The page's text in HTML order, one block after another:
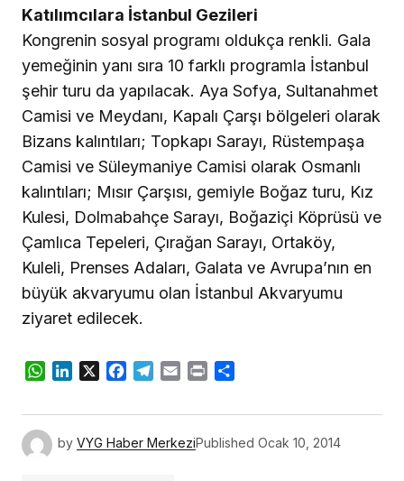
Katılımcılara İstanbul Gezileri
Kongrenin sosyal programı oldukça renkli. Gala
yemeğinin yanı sıra 10 farklı programla İstanbul
şehir turu da yapılacak. Aya Sofya, Sultanahmet
Camisi ve Meydanı, Kapalı Çarşı bölgeleri olarak
Bizans kalıntıları; Topkapı Sarayı, Rüstempaşa
Camisi ve Süleymaniye Camisi olarak Osmanlı
kalıntıları; Mısır Çarşısı, gemiyle Boğaz turu, Kız
Kulesi, Dolmabahçe Sarayı, Boğaziçi Köprüsü ve
Çamlıca Tepeleri, Çırağan Sarayı, Ortaköy,
Kuleli, Prenses Adaları, Galata ve Avrupa’nın en
büyük akvaryumu olan İstanbul Akvaryumu
ziyaret edilecek.
WhatsApp
LinkedIn
X Facebook
Telegram
Email Print
by VYG Haber MerkeziPublished Ocak 10, 2014